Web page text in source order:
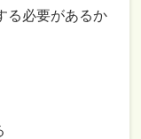
る必要があるか